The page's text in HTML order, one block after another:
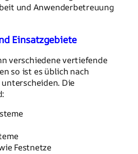
und Anwenderbetreuung
Einsatzgebiete
verschiedene vertiefende
so ist es üblich nach
Die
Festnetze